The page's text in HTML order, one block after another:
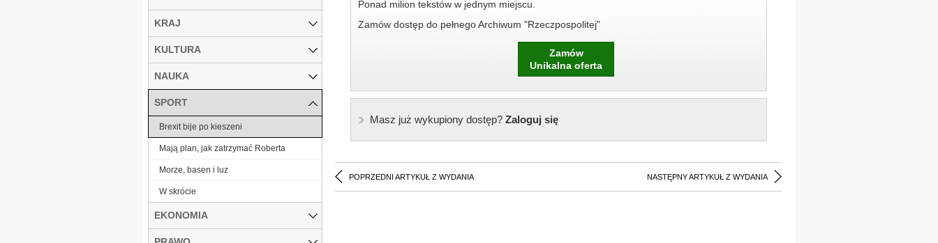
Ponad milion tekstów w jednym miejscu.
Zamów dostęp do pełnego Archiwum "Rzeczpospolitej"
Zamów
Unikalna oferta
Masz już wykupiony dostęp?Zaloguj się
POPRZEDNI ARTYKUŁ Z WYDANIA NASTĘPNY ARTYKUŁ Z WYDANIA
KRAJ
KULTURA
NAUKA
SPORT
Brexit bije po kieszeni
Mają plan, jak zatrzymać Roberta
Morze, basen i luz
W skrócie
EKONOMIA